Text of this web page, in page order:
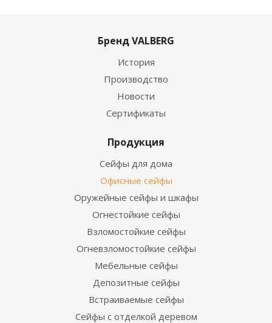
Бренд VALBERG
История
Производство
Новости
Сертификаты
Продукция
Сейфы для дома
Офисные сейфы
Оружейные сейфы и шкафы
Огнестойкие сейфы
Взломостойкие сейфы
Огневзломостойкие сейфы
Мебельные сейфы
Депозитные сейфы
Встраиваемые сейфы
Сейфы с отделкой деревом